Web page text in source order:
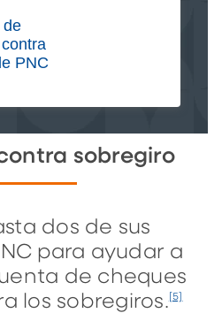
de
PNC
sobregiro
dos de sus
para ayudar a
de cheques
los sobregiros. [5]